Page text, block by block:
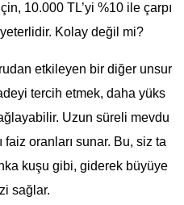
10.000 TL’yi %10 ile çarpı
Kolay değil mi?
etkileyen bir diğer unsur
tercih etmek, daha yüks
Uzun süreli mevdu
oranları sunar. Bu, siz ta
kuşu gibi, giderek büyüye
sağlar.